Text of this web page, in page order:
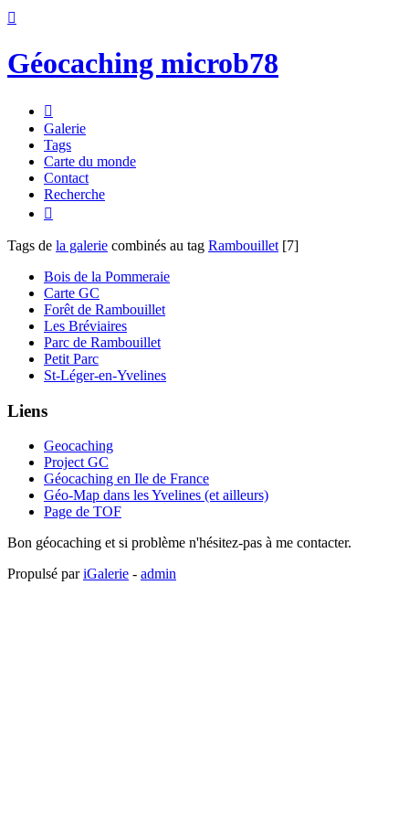

Géocaching microb78

Galerie
Tags
Carte du monde
Contact
Recherche

Tags de la galerie combinés au tag Rambouillet [7]
Bois de la Pommeraie
Carte GC
Forêt de Rambouillet
Les Bréviaires
Parc de Rambouillet
Petit Parc
St-Léger-en-Yvelines
Liens
Geocaching
Project GC
Géocaching en Ile de France
Géo-Map dans les Yvelines (et ailleurs)
Page de TOF
Bon géocaching et si problème n'hésitez-pas à me contacter.
Propulsé pariGalerie - admin